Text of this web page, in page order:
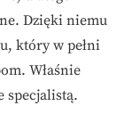
Dzięki niemu
który w pełni
Właśnie
specjalistą.